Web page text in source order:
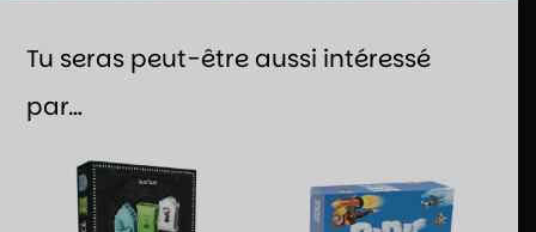
Tu seras peut-être aussi intéressé
par…